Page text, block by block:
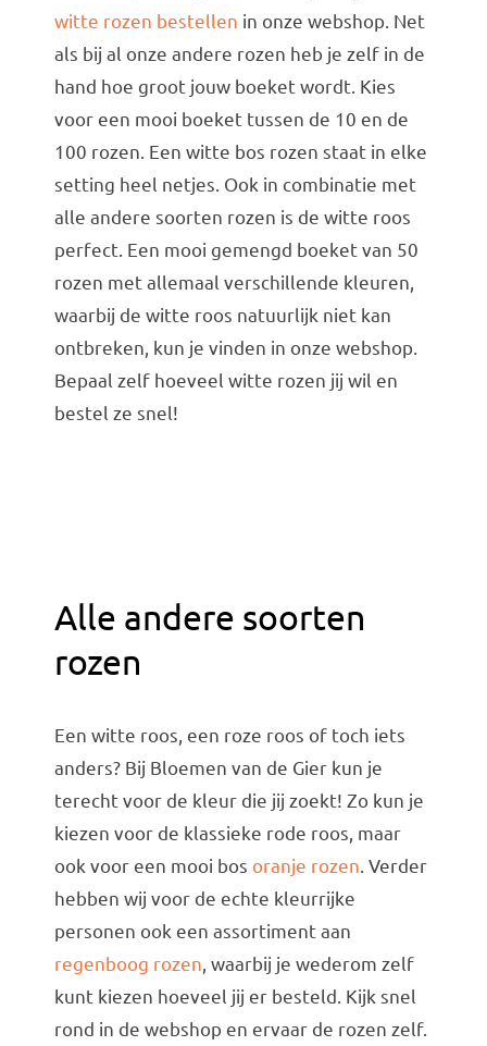
witte rozen bestellen in onze webshop. Net
als bij al onze andere rozen heb je zelf in de
hand hoe groot jouw boeket wordt. Kies
voor een mooi boeket tussen de 10 en de
100 rozen. Een witte bos rozen staat in elke
setting heel netjes. Ook in combinatie met
alle andere soorten rozen is de witte roos
perfect. Een mooi gemengd boeket van 50
rozen met allemaal verschillende kleuren,
waarbij de witte roos natuurlijk niet kan
ontbreken, kun je vinden in onze webshop.
Bepaal zelf hoeveel witte rozen jij wil en
bestel ze snel!
Alle andere soorten
rozen
Een witte roos, een roze roos of toch iets
anders? Bij Bloemen van de Gier kun je
terecht voor de kleur die jij zoekt! Zo kun je
kiezen voor de klassieke rode roos, maar
ook voor een mooi bos oranje rozen . Verder
hebben wij voor de echte kleurrijke
personen ook een assortiment aan
regenboog rozen , waarbij je wederom zelf
kunt kiezen hoeveel jij er besteld. Kijk snel
rond in de webshop en ervaar de rozen zelf.